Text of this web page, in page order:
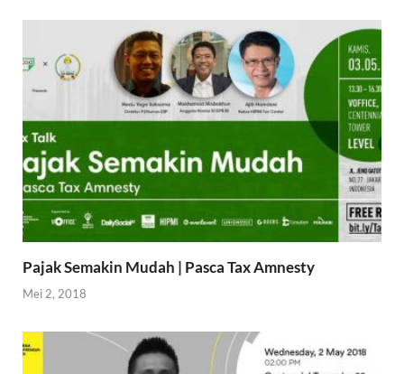
Pajak Semakin Mudah | Pasca Tax Amnesty
Mei 2, 2018